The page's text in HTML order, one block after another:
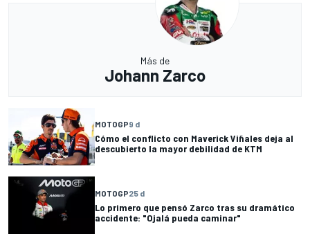
Más de
Johann Zarco
MOTOGP9 d
Cómo el conflicto con Maverick Viñales deja al
descubierto la mayor debilidad de KTM
MOTOGP25 d
Lo primero que pensó Zarco tras su dramático
accidente: "Ojalá pueda caminar"